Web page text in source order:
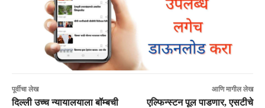
पूर्वीचा लेख
दिल्ली उच्च न्यायालयाला बॉम्बची
आणि मागील लेख
एल्फिन्स्टन पूल पाडणार, एसटीचे